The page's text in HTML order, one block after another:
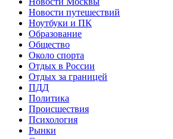
Новости путешествий
Ноутбуки и ПК
Образование
Общество
Около спорта
Отдых в России
Отдых за границей
ПДД
Политика
Происшествия
Психология
Рынки